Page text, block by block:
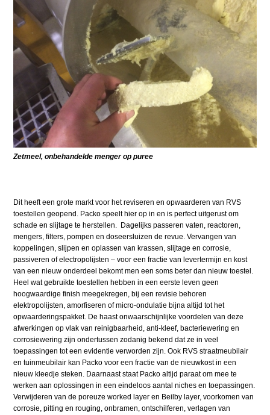
Zetmeel, onbehandelde menger op puree
Dit heeft een grote markt voor het reviseren en opwaarderen van RVS
toestellen geopend. Packo speelt hier op in en is perfect uitgerust om
schade en slijtage te herstellen. Dagelijks passeren vaten, reactoren,
mengers, filters, pompen en doseersluizen de revue. Vervangen van
koppelingen, slijpen en oplassen van krassen, slijtage en corrosie,
passiveren of electropolijsten – voor een fractie van levertermijn en kost
van een nieuw onderdeel bekomt men een soms beter dan nieuw toestel.
Heel wat gebruikte toestellen hebben in een eerste leven geen
hoogwaardige finish meegekregen, bij een revisie behoren
elektropolijsten, amorfiseren of micro-ondulatie bijna altijd tot het
opwaarderingspakket. De haast onwaarschijnlijke voordelen van deze
afwerkingen op vlak van reinigbaarheid, anti-kleef, bacteriewering en
corrosiewering zijn ondertussen zodanig bekend dat ze in veel
toepassingen tot een evidentie verworden zijn. Ook RVS straatmeubilair
en tuinmeubilair kan Packo voor een fractie van de nieuwkost in een
nieuw kleedje steken. Daarnaast staat Packo altijd paraat om mee te
werken aan oplossingen in een eindeloos aantal niches en toepassingen.
Verwijderen van de poreuze worked layer en Beilby layer, voorkomen van
corrosie, pitting en rouging, onbramen, ontschilferen, verlagen van